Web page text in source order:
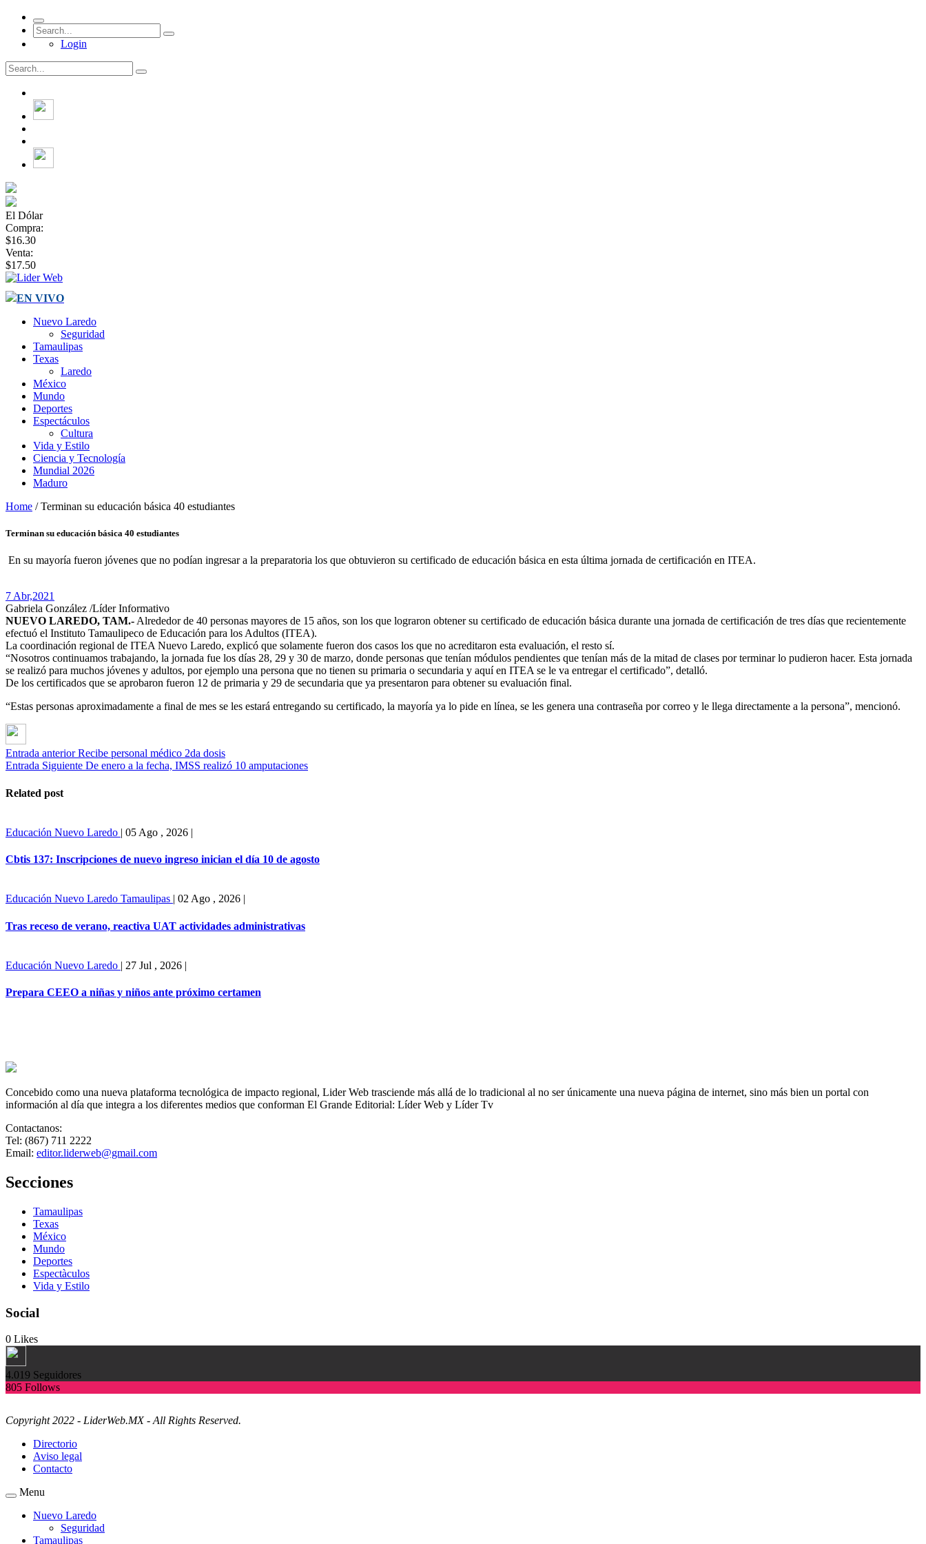
Login
El Dólar
Compra:
$16.30
Venta:
$17.50
EN VIVO
Nuevo Laredo
Seguridad
Tamaulipas
Texas
Laredo
México
Mundo
Deportes
Espectáculos
Cultura
Vida y Estilo
Ciencia y Tecnología
Mundial 2026
Maduro
Home / Terminan su educación básica 40 estudiantes
Terminan su educación básica 40 estudiantes
En su mayoría fueron jóvenes que no podían ingresar a la preparatoria los que obtuvieron su certificado de educación básica en esta última jornada de certificación en ITEA.
7 Abr,2021
Gabriela González /Líder Informativo
NUEVO LAREDO, TAM.- Alrededor de 40 personas mayores de 15 años, son los que lograron obtener su certificado de educación básica durante una jornada de certificación de tres días que recientemente
efectuó el Instituto Tamaulipeco de Educación para los Adultos (ITEA).
La coordinación regional de ITEA Nuevo Laredo, explicó que solamente fueron dos casos los que no acreditaron esta evaluación, el resto sí.
“Nosotros continuamos trabajando, la jornada fue los días 28, 29 y 30 de marzo, donde personas que tenían módulos pendientes que tenían más de la mitad de clases por terminar lo pudieron hacer. Esta jornada
se realizó para muchos jóvenes y adultos, por ejemplo una persona que no tienen su primaria o secundaria y aquí en ITEA se le va entregar el certificado”, detalló.
De los certificados que se aprobaron fueron 12 de primaria y 29 de secundaria que ya presentaron para obtener su evaluación final.
“Estas personas aproximadamente a final de mes se les estará entregando su certificado, la mayoría ya lo pide en línea, se les genera una contraseña por correo y le llega directamente a la persona”, mencionó.
Entrada anterior Recibe personal médico 2da dosis
Entrada Siguiente De enero a la fecha, IMSS realizó 10 amputaciones
Related post
Educación Nuevo Laredo | 05 Ago , 2026 |
Cbtis 137: Inscripciones de nuevo ingreso inician el día 10 de agosto
Educación Nuevo Laredo Tamaulipas | 02 Ago , 2026 |
Tras receso de verano, reactiva UAT actividades administrativas
Educación Nuevo Laredo | 27 Jul , 2026 |
Prepara CEEO a niñas y niños ante próximo certamen
Concebido como una nueva plataforma tecnológica de impacto regional, Lider Web trasciende más allá de lo tradicional al no ser únicamente una nueva página de internet, sino más bien un portal con
información al día que integra a los diferentes medios que conforman El Grande Editorial: Líder Web y Líder Tv
Contactanos:
Tel: (867) 711 2222
Email: editor.liderweb@gmail.com
Secciones
Tamaulipas
Texas
México
Mundo
Deportes
Espectàculos
Vida y Estilo
Social
0 Likes
4.019 Seguidores
805 Follows
Copyright 2022 - LiderWeb.MX - All Rights Reserved.
Directorio
Aviso legal
Contacto
Menu
Nuevo Laredo
Seguridad
Tamaulipas